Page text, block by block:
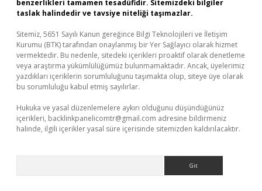
benzerlikleri tamamen tesadüfidir. Sitemizdeki bilgiler
taslak halindedir ve tavsiye niteliği taşımazlar.
Sitemiz, 5651 Sayılı Kanun gereğince Bilgi Teknolojileri ve İletişim
Kurumu (BTK) tarafından onaylanmış bir Yer Sağlayıcı olarak hizmet
vermektedir. Bu nedenle, sitedeki içerikleri proaktif olarak denetleme
veya araştırma yükümlülüğümüz bulunmamaktadır. Ancak, üyelerimiz
yazdıkları içeriklerin sorumluluğunu taşımakta olup, siteye üye olarak
bu sorumluluğu kabul etmiş sayılırlar.
Hukuka ve yasal düzenlemelere aykırı olduğunu düşündüğünüz
içerikleri, backlinkpanelicomtr@gmail.com adresine bildirmeniz
halinde, ilgili içerikler yasal süre içerisinde sitemizden kaldırılacaktır.